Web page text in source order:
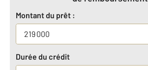
Montant du prêt :
Durée du crédit